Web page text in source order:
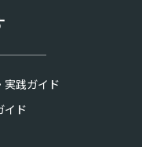
実践ガイド
イド